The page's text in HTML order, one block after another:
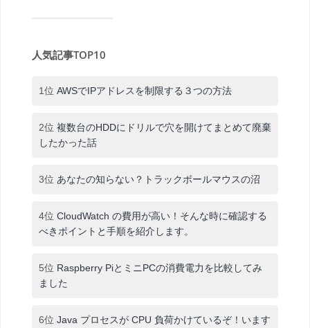
人気記事TOP10
1位 AWSでIPアドレスを制限する３つの方法
2位 複数台のHDDにドリルで穴を開けてまとめて廃棄
したかった話
3位 あなたの知らない？トラックボールマウスの沼
4位 CloudWatch の費用が高い！そんな時に確認する
べきポイントと手順を紹介します。
5位 Raspberry PiとミニPCの消費電力を比較してみ
ました
6位 Java プロセスが CPU 負荷かけているぞ！います